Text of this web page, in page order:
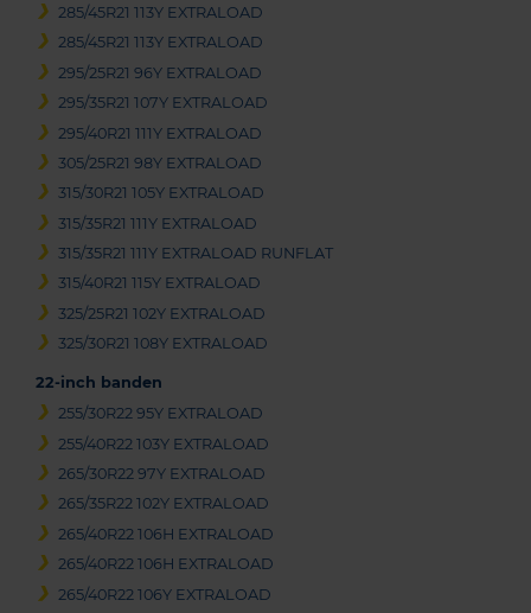
285/45R21 113Y EXTRALOAD
285/45R21 113Y EXTRALOAD
295/25R21 96Y EXTRALOAD
295/35R21 107Y EXTRALOAD
295/40R21 111Y EXTRALOAD
305/25R21 98Y EXTRALOAD
315/30R21 105Y EXTRALOAD
315/35R21 111Y EXTRALOAD
315/35R21 111Y EXTRALOAD RUNFLAT
315/40R21 115Y EXTRALOAD
325/25R21 102Y EXTRALOAD
325/30R21 108Y EXTRALOAD
22-inch banden
255/30R22 95Y EXTRALOAD
255/40R22 103Y EXTRALOAD
265/30R22 97Y EXTRALOAD
265/35R22 102Y EXTRALOAD
265/40R22 106H EXTRALOAD
265/40R22 106H EXTRALOAD
265/40R22 106Y EXTRALOAD